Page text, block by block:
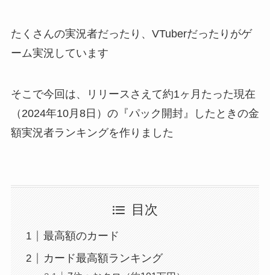
たくさんの実況者だったり、VTuberだったりがゲ
ーム実況しています
そこで今回は、リリースさえて約1ヶ月たった現在
（2024年10月8日）の『パック開封』したときの金
額実況者ランキングを作りました
目次
最高額のカード
カード最高額ランキング